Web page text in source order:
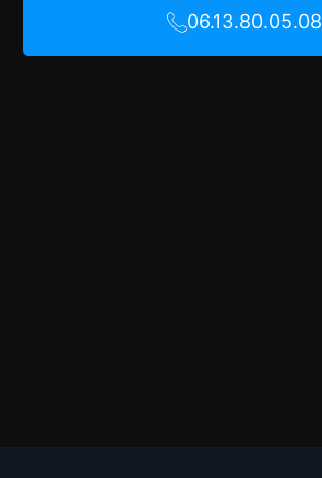
06.13.80.05.08